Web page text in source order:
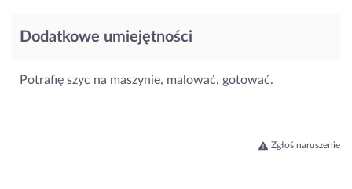
Dodatkowe umiejętności
Potrafię szyc na maszynie, malować, gotować.
Zgłoś naruszenie